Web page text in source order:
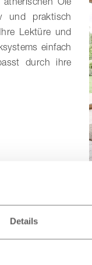
Details
und praktisch
Lektüre und
einfach
durch ihre